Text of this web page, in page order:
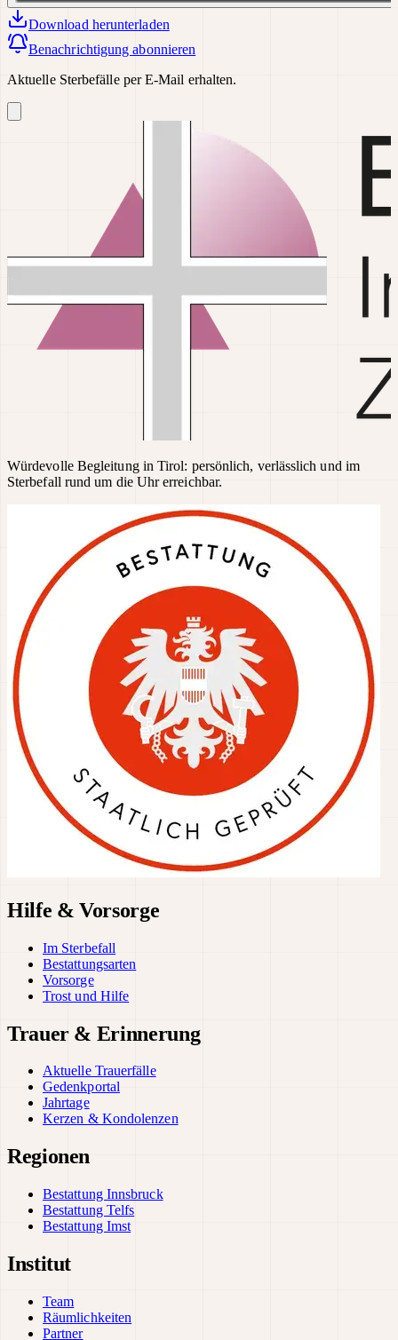
Download herunterladen
Benachrichtigung abonnieren
Aktuelle Sterbefälle per E-Mail erhalten.
Würdevolle Begleitung in Tirol: persönlich, verlässlich und im
Sterbefall rund um die Uhr erreichbar.
Hilfe & Vorsorge
Im Sterbefall
Bestattungsarten
Vorsorge
Trost und Hilfe
Trauer & Erinnerung
Aktuelle Trauerfälle
Gedenkportal
Jahrtage
Kerzen & Kondolenzen
Regionen
Bestattung Innsbruck
Bestattung Telfs
Bestattung Imst
Institut
Team
Räumlichkeiten
Partner